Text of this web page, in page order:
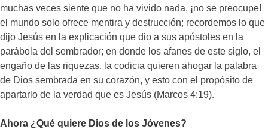
muchas veces siente que no ha vivido nada, ¡no se preocupe!
el mundo solo ofrece mentira y destrucción; recordemos lo que
dijo Jesús en la explicación que dio a sus apóstoles en la
parábola del sembrador; en donde los afanes de este siglo, el
engaño de las riquezas, la codicia quieren ahogar la palabra
de Dios sembrada en su corazón, y esto con el propósito de
apartarlo de la verdad que es Jesús (Marcos 4:19).
Ahora ¿Qué quiere Dios de los Jóvenes?